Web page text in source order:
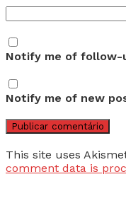
Notify me of follow-
Notify me of new
This site uses
comment data is